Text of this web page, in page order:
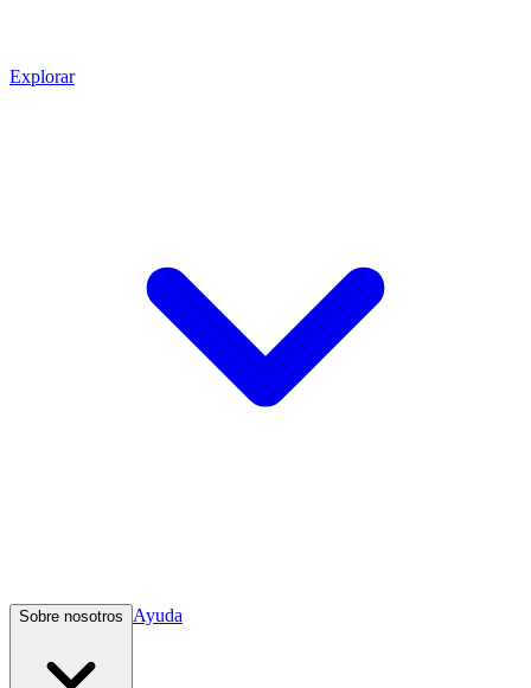
Explorar
Sobre nosotros Ayuda